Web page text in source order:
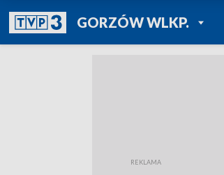
GORZÓW WLKP.POWRÓT DO
TVP REGIONY